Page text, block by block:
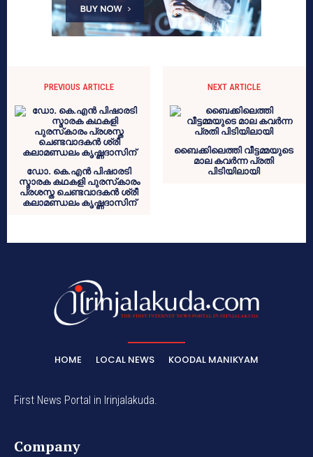
PREVIOUS ARTICLE
ഡോ. കെ.എന്‍ പിഷാരടി
സ്മാരക കഥകളി പുരസ്‌കാരം
പ്രശസ്ത ചെണ്ടവാദകന്‍ ശ്രീ
കലാമണ്ഡലം കൃഷ്ണദാസിന്
NEXT ARTICLE
ബൈക്കിലെത്തി വീട്ടമ്മയുടെ
മാല കവര്‍ന്ന പ്രതി
പിടിയിലായി
HOME LOCAL NEWS KOODAL MANIKYAM
First News Portal in Irinjalakuda.
Company